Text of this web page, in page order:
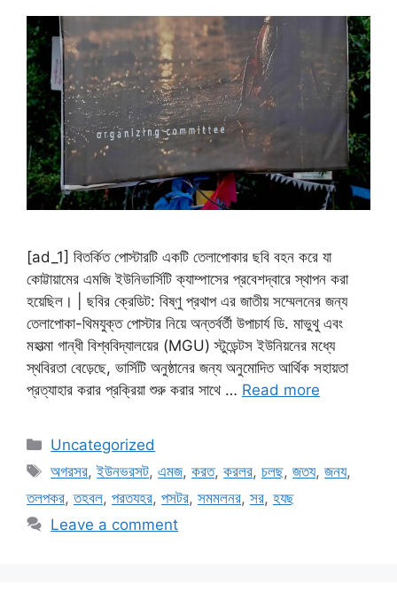
[ad_1] বিতর্কিত পোস্টারটি একটি তেলাপোকার ছবি বহন করে যা
কোট্টায়ামের এমজি ইউনিভার্সিটি ক্যাম্পাসের প্রবেশদ্বারে স্থাপন করা
হয়েছিল। | ছবির ক্রেডিট: বিষ্ণু প্রথাপ এর জাতীয় সম্মেলনের জন্য
তেলাপোকা-থিমযুক্ত পোস্টার নিয়ে অন্তর্বর্তী উপাচার্য ডি. মাভুথু এবং
মহাত্মা গান্ধী বিশ্ববিদ্যালয়ের (MGU) স্টুডেন্টস ইউনিয়নের মধ্যে
স্থবিরতা বেড়েছে, ভার্সিটি অনুষ্ঠানের জন্য অনুমোদিত আর্থিক সহায়তা
প্রত্যাহার করার প্রক্রিয়া শুরু করার সাথে … Read more
Categories
Uncategorized
Tags
অগরসর,ইউনভরসট,এমজ,করত,করলর,চলছ,জতয,জনয,
তলপকর,তহবল, পরতযহর, পসটর, সমমলনর, সর, হযছ
Leave a comment